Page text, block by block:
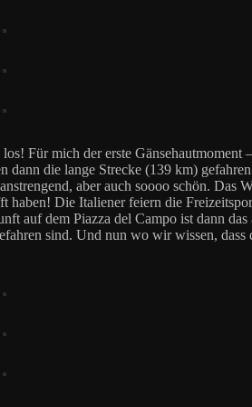
Für mich der erste Gänsehautmoment
die lange Strecke (139 km)
aber auch soooo schön. Das
haben! Die Italiener feiern die
auf dem Piazza del Campo ist dann
sind. Und nun wo wir wissen, dass